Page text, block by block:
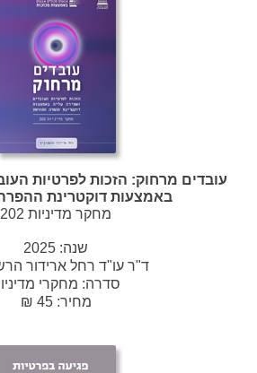
עובדים מרחוק: הזכות לפרטיות
באמצעות דוקטרינת
מחקר מדיניות 202
שנה: 2025
ד"ר עו"ד רחל ארידור
סדרה: מחקרי
מחיר: 45 ₪